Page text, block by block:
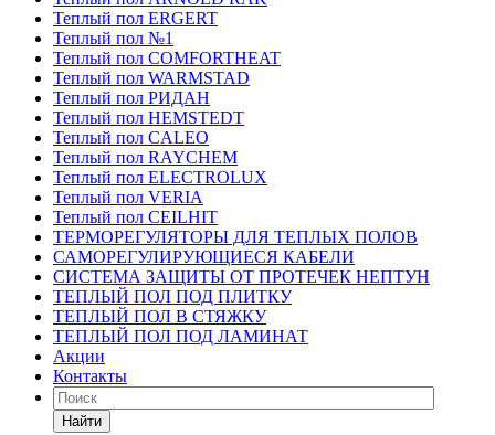
Теплый пол ERGERT
Теплый пол №1
Теплый пол COMFORTHEAT
Теплый пол WARMSTAD
Теплый пол РИДАН
Теплый пол HEMSTEDT
Теплый пол CALEO
Теплый пол RAYCHEM
Теплый пол ELECTROLUX
Теплый пол VERIA
Теплый пол CEILHIT
ТЕРМОРЕГУЛЯТОРЫ ДЛЯ ТЕПЛЫХ ПОЛОВ
САМОРЕГУЛИРУЮЩИЕСЯ КАБЕЛИ
СИСТЕМА ЗАЩИТЫ ОТ ПРОТЕЧЕК НЕПТУН
ТЕПЛЫЙ ПОЛ ПОД ПЛИТКУ
ТЕПЛЫЙ ПОЛ В СТЯЖКУ
ТЕПЛЫЙ ПОЛ ПОД ЛАМИНАТ
Акции
Контакты
Найти